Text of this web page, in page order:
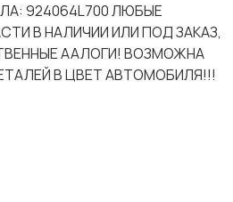
924064L700 ЛЮБЫЕ
В НАЛИЧИИ ИЛИ ПОД ЗАКАЗ,
ААЛОГИ! ВОЗМОЖНА
В ЦВЕТ АВТОМОБИЛЯ!!!